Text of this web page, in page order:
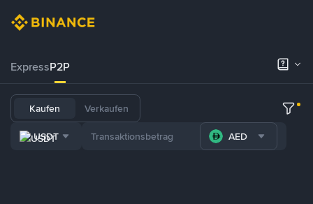
ExpressP2P
Kaufen Verkaufen
USDT AED